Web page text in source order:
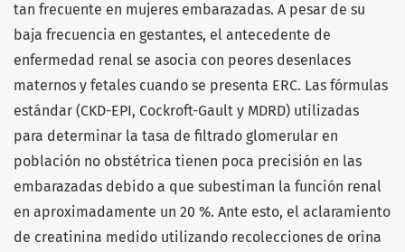
tan frecuente en mujeres embarazadas. A pesar de su
baja frecuencia en gestantes, el antecedente de
enfermedad renal se asocia con peores desenlaces
maternos y fetales cuando se presenta ERC. Las fórmulas
estándar (CKD-EPI, Cockroft-Gault y MDRD) utilizadas
para determinar la tasa de filtrado glomerular en
población no obstétrica tienen poca precisión en las
embarazadas debido a que subestiman la función renal
en aproximadamente un 20 %. Ante esto, el aclaramiento
de creatinina medido utilizando recolecciones de orina